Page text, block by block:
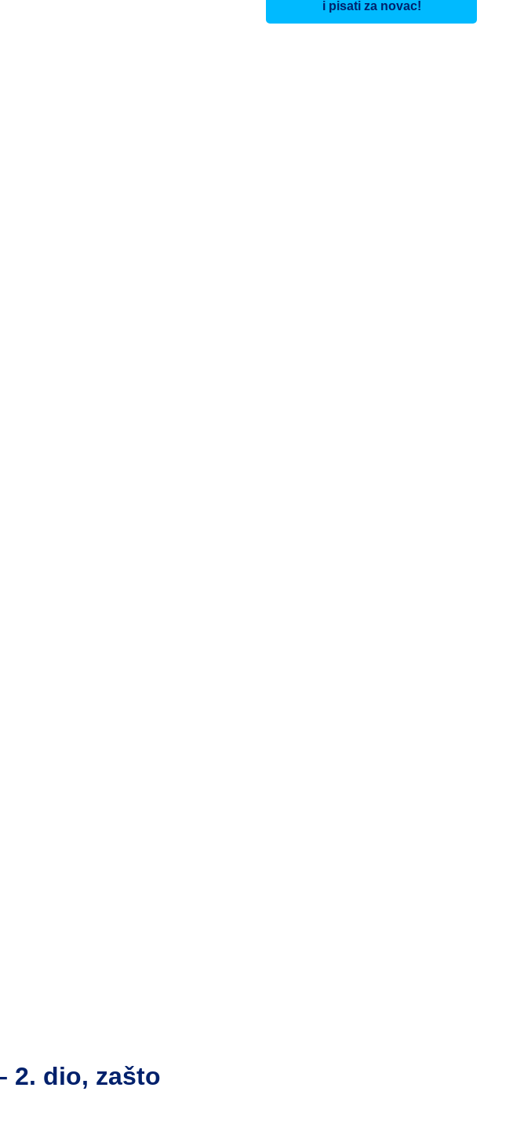
2. dio, zašto
i pisati za novac!